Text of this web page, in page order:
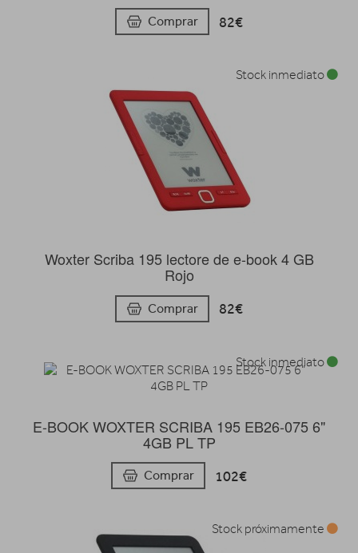
Comprar 82€
Woxter Scriba 195 lectore de e-book 4 GB
Rojo
Comprar 82€
Stock inmediato
E-BOOK WOXTER SCRIBA 195 EB26-075 6"
4GB PL TP
Comprar 102€
Stock inmediato
Stock próximamente